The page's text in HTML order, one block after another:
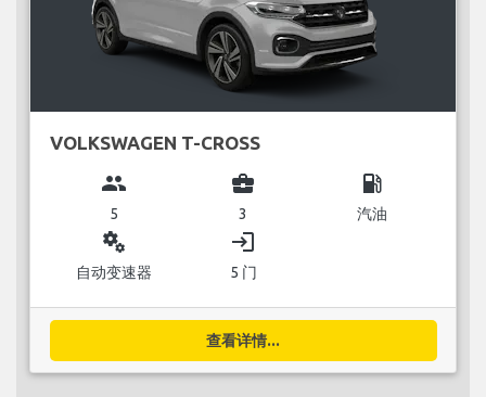
VOLKSWAGEN T-CROSS
group
5
business_center
3
local_gas_station
汽油
miscellaneous_services
自动变速器
login
5 门
查看详情...